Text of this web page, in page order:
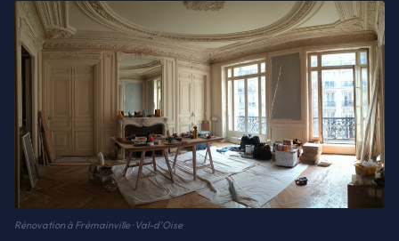
Rénovation à Frémainville · Val-d'Oise